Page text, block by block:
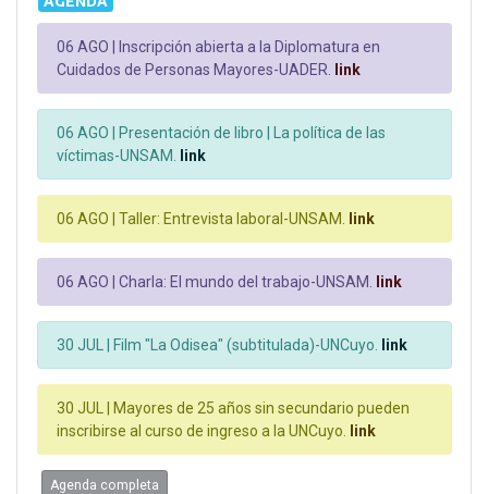
06 AGO | Inscripción abierta a la Diplomatura en
Cuidados de Personas Mayores-UADER. link
06 AGO | Presentación de libro | La política de las
víctimas-UNSAM. link
06 AGO | Taller: Entrevista laboral-UNSAM. link
06 AGO | Charla: El mundo del trabajo-UNSAM. link
30 JUL | Film "La Odisea" (subtitulada)-UNCuyo. link
30 JUL | Mayores de 25 años sin secundario pueden
inscribirse al curso de ingreso a la UNCuyo. link
Agenda completa